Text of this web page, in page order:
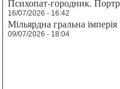
16/07/2026 - 16:42
Мільярдна гральна
09/07/2026 - 18:04